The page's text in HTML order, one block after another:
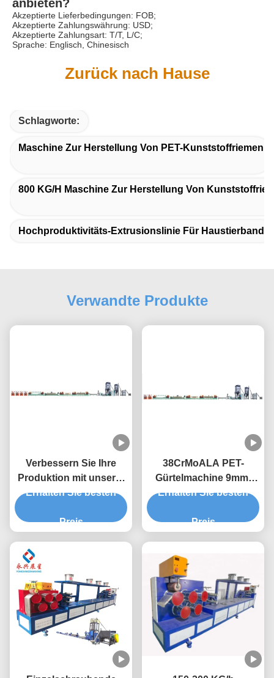
anbieten?
Akzeptierte Lieferbedingungen: FOB;
Akzeptierte Zahlungswährung: USD;
Akzeptierte Zahlungsart: T/T, L/C;
Sprache: Englisch, Chinesisch
Zurück nach Hause
Schlagworte:
Maschine Zur Herstellung Von PET-Kunststoffriemen
800 KG/h Maschine Zur Herstellung Von
Hochproduktivitäts-Extrusionslinie Für Haustierband
Verwandte Produkte
Verbessern Sie Ihre
Produktion mit unserer
hochleistungsfähigen
Erhalten Sie besten
Preis
38CrMoALA PET-
Gürtelmachine 9mm-
Gürtelbandmachine
Erhalten Sie besten
Preis